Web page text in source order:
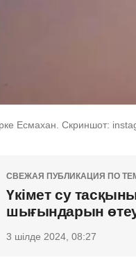
Есмахан. Скриншот:
СВЕЖАЯ ПУБЛИКАЦИЯ ПО
Үкімет су
шығындарын
3 шілде 2024, 08:27